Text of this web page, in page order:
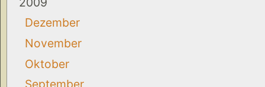
Dezember
November
Oktober